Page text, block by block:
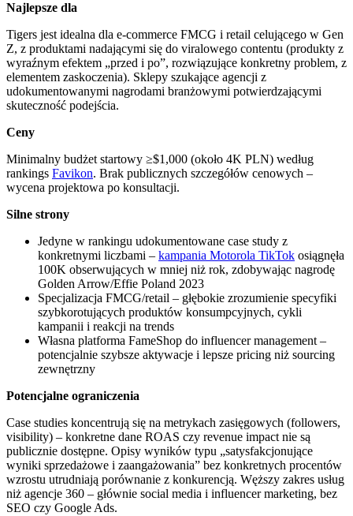
Najlepsze dla
Tigers jest idealna dla e-commerce FMCG i retail celującego w Gen
Z, z produktami nadającymi się do viralowego contentu (produkty z
wyraźnym efektem „przed i po”, rozwiązujące konkretny problem, z
elementem zaskoczenia). Sklepy szukające agencji z
udokumentowanymi nagrodami branżowymi potwierdzającymi
skuteczność podejścia.
Ceny
Minimalny budżet startowy ≥$1,000 (około 4K PLN) według
rankings Favikon. Brak publicznych szczegółów cenowych –
wycena projektowa po konsultacji.
Silne strony
Jedyne w rankingu udokumentowane case study z
konkretnymi liczbami – kampania Motorola TikTok osiągnęła
100K obserwujących w mniej niż rok, zdobywając nagrodę
Golden Arrow/Effie Poland 2023
Specjalizacja FMCG/retail – głębokie zrozumienie specyfiki
szybkorotujących produktów konsumpcyjnych, cykli
kampanii i reakcji na trends
Własna platforma FameShop do influencer management –
potencjalnie szybsze aktywacje i lepsze pricing niż sourcing
zewnętrzny
Potencjalne ograniczenia
Case studies koncentrują się na metrykach zasięgowych (followers,
visibility) – konkretne dane ROAS czy revenue impact nie są
publicznie dostępne. Opisy wyników typu „satysfakcjonujące
wyniki sprzedażowe i zaangażowania” bez konkretnych procentów
wzrostu utrudniają porównanie z konkurencją. Węższy zakres usług
niż agencje 360 – głównie social media i influencer marketing, bez
SEO czy Google Ads.